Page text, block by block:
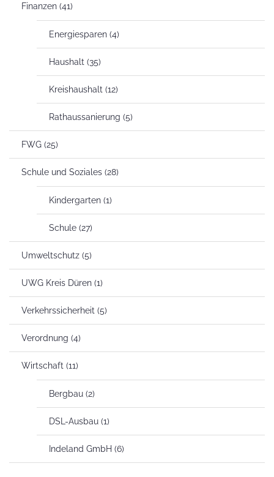
Finanzen (41)
Energiesparen (4)
Haushalt (35)
Kreishaushalt (12)
Rathaussanierung (5)
FWG (25)
Schule und Soziales (28)
Kindergarten (1)
Schule (27)
Umweltschutz (5)
UWG Kreis Düren (1)
Verkehrssicherheit (5)
Verordnung (4)
Wirtschaft (11)
Bergbau (2)
DSL-Ausbau (1)
Indeland GmbH (6)